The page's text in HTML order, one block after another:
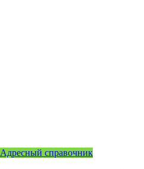
Адресный справочник